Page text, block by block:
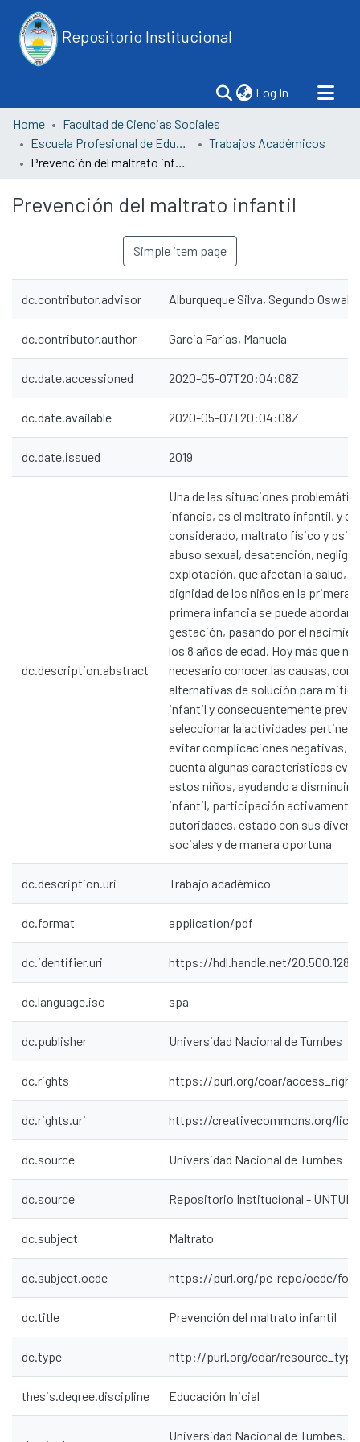
Repositorio Institucional
Log In (current)
Home
Facultad de Ciencias Sociales
Escuela Profesional de Educación
Trabajos Académicos
Prevención del maltrato infantil
Prevención del maltrato infantil
Simple item page
dc.contributor.advisor Alburqueque Silva, Segundo
dc.contributor.author Garcia Farias, Manuela
dc.date.accessioned 2020-05-07T20:04:08Z
dc.date.available 2020-05-07T20:04:08Z
dc.date.issued 2019
dc.description.abstract
Una de las situaciones
infancia, es el maltrato infantil, y es
considerado, maltrato físico y
abuso sexual, desatención,
explotación, que afectan la salud,
dignidad de los niños en la primera
primera infancia se puede abordar
gestación, pasando por el
los 8 años de edad. Hoy más que
necesario conocer las causas,
alternativas de solución para
infantil y consecuentemente
seleccionar la actividades
evitar complicaciones negativas,
cuenta algunas características
estos niños, ayudando a disminuir
infantil, participación
autoridades, estado con sus
sociales y de manera oportuna
dc.description.uri Trabajo académico
dc.format application/pdf
dc.identifier.uri https://hdl.handle.net/
dc.language.iso spa
dc.publisher Universidad Nacional de Tumbes
dc.rights https://purl.org/coar/
dc.rights.uri https://creativecommons.org/
dc.source Universidad Nacional de Tumbes
dc.source Repositorio Institucional -
dc.subject Maltrato
dc.subject.ocde https://purl.org/pe-repo/ocde/
dc.title Prevención del maltrato infantil
dc.type http://purl.org/coar/
thesis.degree.discipline Educación Inicial
Universidad Nacional de Tumbes.